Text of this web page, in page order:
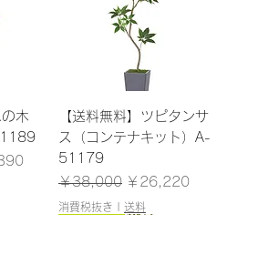
の木
格
【送料無料】ツピタンサ
ス（コンテナキット）A-
51179
通常価格
￥38,000 セール価格
￥26,220
消費税抜き 送料